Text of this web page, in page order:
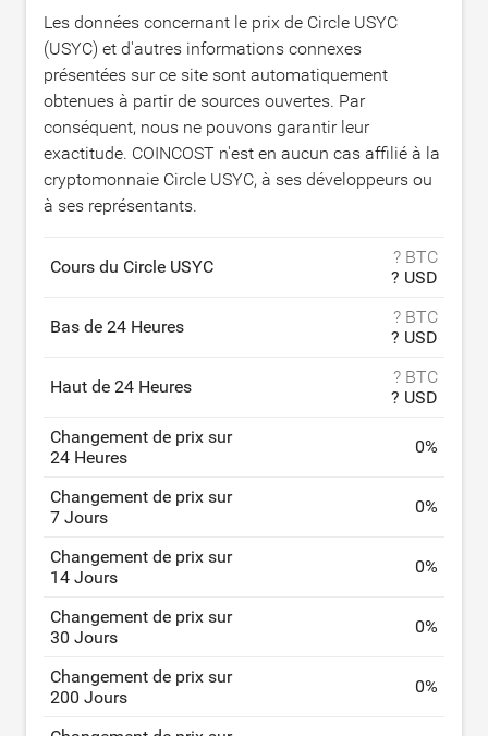
Les données concernant le prix de Circle USYC
(USYC) et d'autres informations connexes
présentées sur ce site sont automatiquement
obtenues à partir de sources ouvertes. Par
conséquent, nous ne pouvons garantir leur
exactitude. COINCOST n'est en aucun cas affilié à la
cryptomonnaie Circle USYC, à ses développeurs ou
à ses représentants.
Cours du Circle USYC
? BTC
? USD
Bas de 24 Heures
? BTC
? USD
Haut de 24 Heures
? BTC
? USD
Changement de prix sur
24 Heures
0%
Changement de prix sur
7 Jours
0%
Changement de prix sur
14 Jours
0%
Changement de prix sur
30 Jours
0%
Changement de prix sur
200 Jours
0%